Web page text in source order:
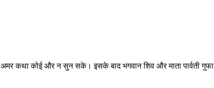
कथा कोई और न सुन सके। इसके बाद भगवान शिव और माता पार्वती गुफा